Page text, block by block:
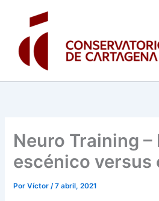
contenido
Neuro Training –
escénico versus
PorVíctor/7 abril, 2021